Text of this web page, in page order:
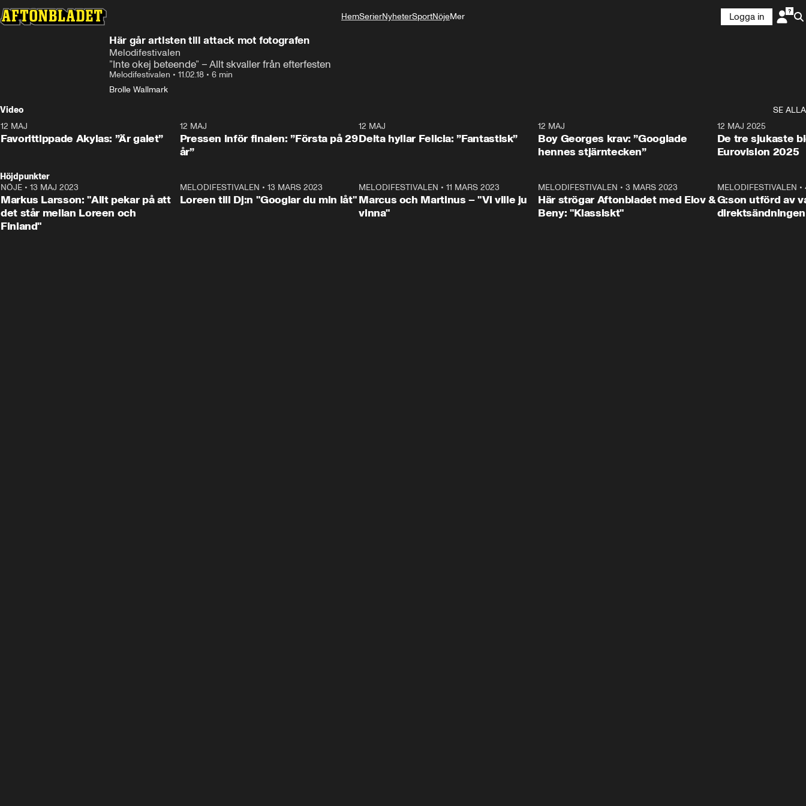
HemSerierNyheterSportNöjeMer
Logga in
Här går artisten till attack mot fotografen
Melodifestivalen
”Inte okej beteende” – Allt skvaller från efterfesten
Melodifestivalen • 11.02.18 • 6 min
Brolle Wallmark
Video
SE ALLA
12 MAJ
Favorittippade Akylas: ”Är galet”
0:59
12 MAJ
Pressen inför finalen: ”Första på 29
år”
12 MAJ
Delta hyllar Felicia: ”Fantastisk”
12 MAJ
Boy Georges krav: ”Googlade
hennes stjärntecken”
12 MAJ 2025
De tre sjukaste
Eurovision 2025
Höjdpunkter
NÖJE • 13 MAJ 2023
Markus Larsson: "Allt pekar på att
det står mellan Loreen och
Finland"
MELODIFESTIVALEN • 13 MARS 2023
Loreen till Dj:n "Googlar du min låt"
MELODIFESTIVALEN •11 MARS 2023
Marcus och Martinus – "Vi ville ju
vinna"
MELODIFESTIVALEN • 3 MARS 2023
Här strögar Aftonbladet med Elov &
Beny: "Klassiskt"
MELODIFESTIVALEN •
G:son utförd av
direktsändningen